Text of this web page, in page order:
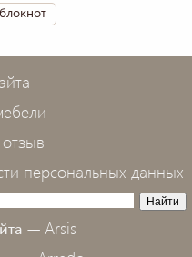
персональных данных
— Arsis